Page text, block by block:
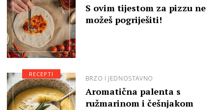
S ovim tijestom za pizzu ne
možeš pogriješiti!
BRZO I JEDNOSTAVNO
Aromatična palenta s
ružmarinom i češnjakom
RECEPTI